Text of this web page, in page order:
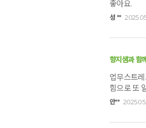
좋아요.
성 **
향지샘과 함
업무스트
힘으로 또
감사하게
가족들이
안**